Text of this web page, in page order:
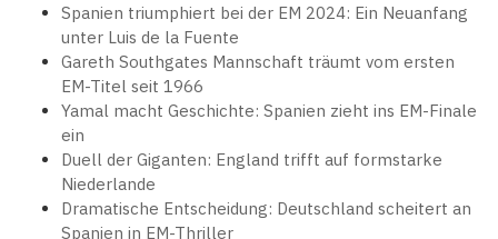
Spanien triumphiert bei der EM 2024: Ein Neuanfang
unter Luis de la Fuente
Gareth Southgates Mannschaft träumt vom ersten
EM-Titel seit 1966
Yamal macht Geschichte: Spanien zieht ins EM-Finale
ein
Duell der Giganten: England trifft auf formstarke
Niederlande
Dramatische Entscheidung: Deutschland scheitert an
Spanien in EM-Thriller